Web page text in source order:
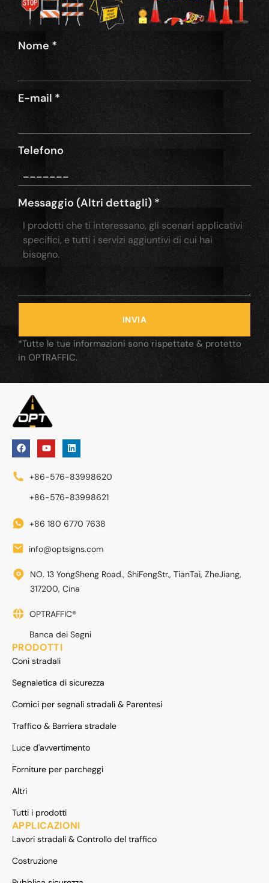
Nome *
E-mail *
Telefono
Messaggio (Altri dettagli) *
INVIA
*Tutte le tue informazioni sono rispettate & protetto
in OPTRAFFIC.
+86-576-83998620
+86-576-83998621
+86 180 6770 7638
info@optsigns.com
NO. 13 YongSheng Road., ShiFengStr., TianTai, ZheJiang,
317200, Cina
OPTRAFFIC®
Banca dei Segni
PRODOTTI
Coni stradali
Segnaletica di sicurezza
Cornici per segnali stradali & Parentesi
Traffico & Barriera stradale
Luce d'avvertimento
Forniture per parcheggi
Altri
Tutti i prodotti
APPLICAZIONI
Lavori stradali & Controllo del traffico
Costruzione